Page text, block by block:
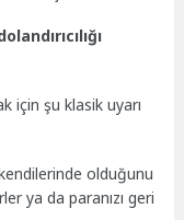
için şu klasik uyarı
olduğunu
ya da paranızı geri